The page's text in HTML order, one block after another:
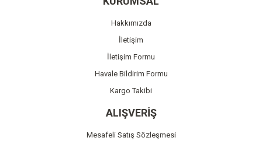
Ürün bilgilerinde hatalar bulunuyor.
Ürün fiyatı diğer sitelerden daha pahalı.
Bu ürüne benzer farklı alternatifler olmalı.
Gönder
Hakkımızda
İletişim
İletişim Formu
Havale Bildirim Formu
Kargo Takibi
ALIŞVERİŞ
Mesafeli Satış Sözleşmesi